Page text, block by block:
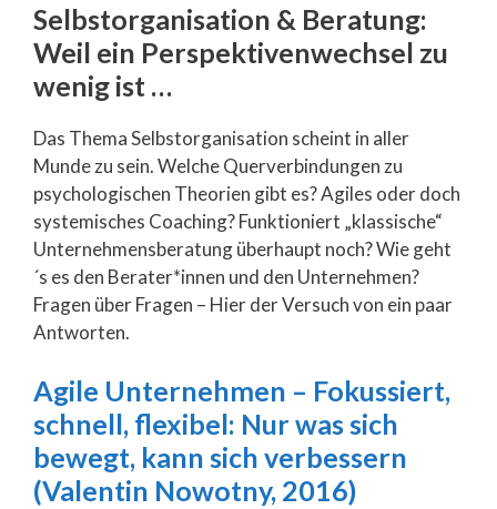
Selbstorganisation & Beratung:
Weil ein Perspektivenwechsel zu
wenig ist …
Das Thema Selbstorganisation scheint in aller
Munde zu sein. Welche Querverbindungen zu
psychologischen Theorien gibt es? Agiles oder doch
systemisches Coaching? Funktioniert „klassische“
Unternehmensberatung überhaupt noch? Wie geht
´s es den Berater*innen und den Unternehmen?
Fragen über Fragen – Hier der Versuch von ein paar
Antworten.
Agile Unternehmen – Fokussiert,
schnell, flexibel: Nur was sich
bewegt, kann sich verbessern
(Valentin Nowotny, 2016)